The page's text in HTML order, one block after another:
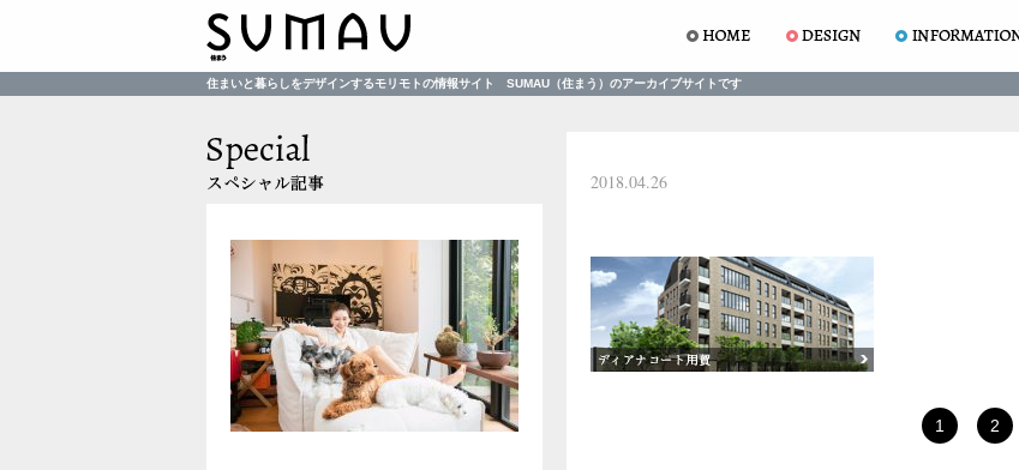
住まいと暮らしをデザインするモリモトの情報サイト SUMAU（住まう）のアーカイブサイトです
2018.04.26
1 2